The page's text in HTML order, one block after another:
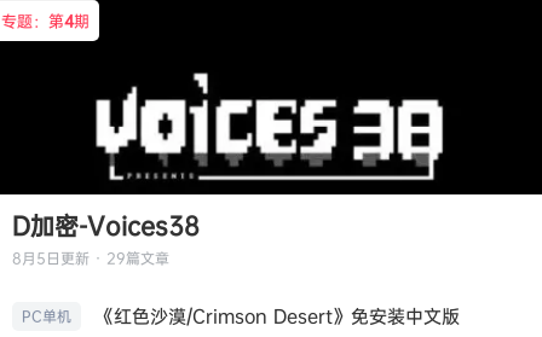
专题：第4期
D加密-Voices38
8月5日更新 · 29篇文章
PC单机 《红色沙漠/Crimson Desert》免安装中文版